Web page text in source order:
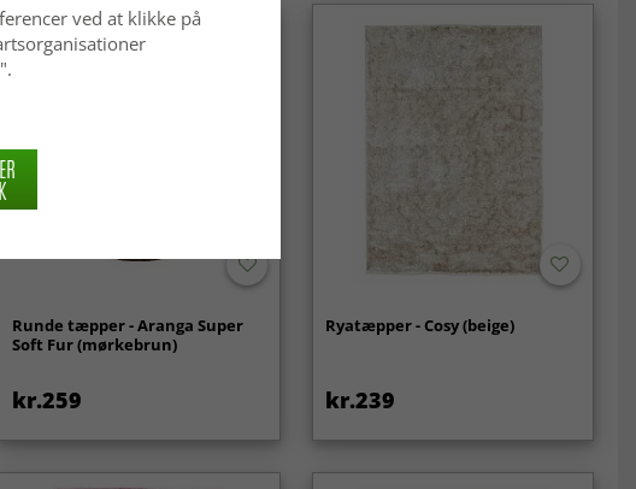
Runde tæpper - Aranga Super
Soft Fur (mørkebrun)
kr.259
Ryatæpper - Cosy (beige)
kr.239
ved at klikke på